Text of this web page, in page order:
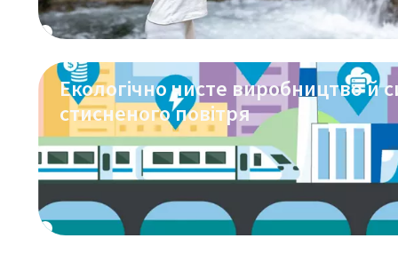
Екологічно чисте виробництво й
стисненого повітря